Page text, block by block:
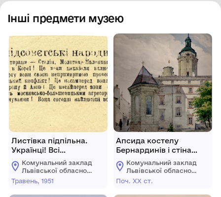
Інші предмети музею
Листівка підпільна.
Українці! Всі
підсов’єтські народи!
Травень 1951 р.
Комунальний заклад
Львівської обласної
ради "Львівський
історичний музей"
Травень, 1951
Апсида костелу
Бернардинів і стіна
монастиря від сходу з
боку подвір"я.
Комунальний заклад
Львівської обласної
ради "Львівський
Поч. ХХ ст.